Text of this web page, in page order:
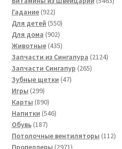
Гадание 922922
товара
Для детей 550550
Для дома 902902
товара
Животные 435435
товаров
Запчасти из Сингапура 21242124
Запчасти Сингапур 265265
Зубные щетки 4747
Игры 299299
товаров
Карты 890890
товаров
Напитки 546546
Обувь 187187
товаров
Потолочные вентиляторы 112112
2971